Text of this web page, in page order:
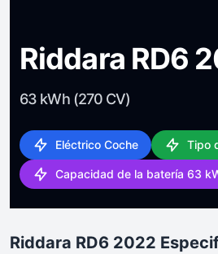
Riddara RD6
63 kWh (270 CV)
Eléctrico Coche Tipo
Capacidad de la batería 63
Riddara RD6 2022